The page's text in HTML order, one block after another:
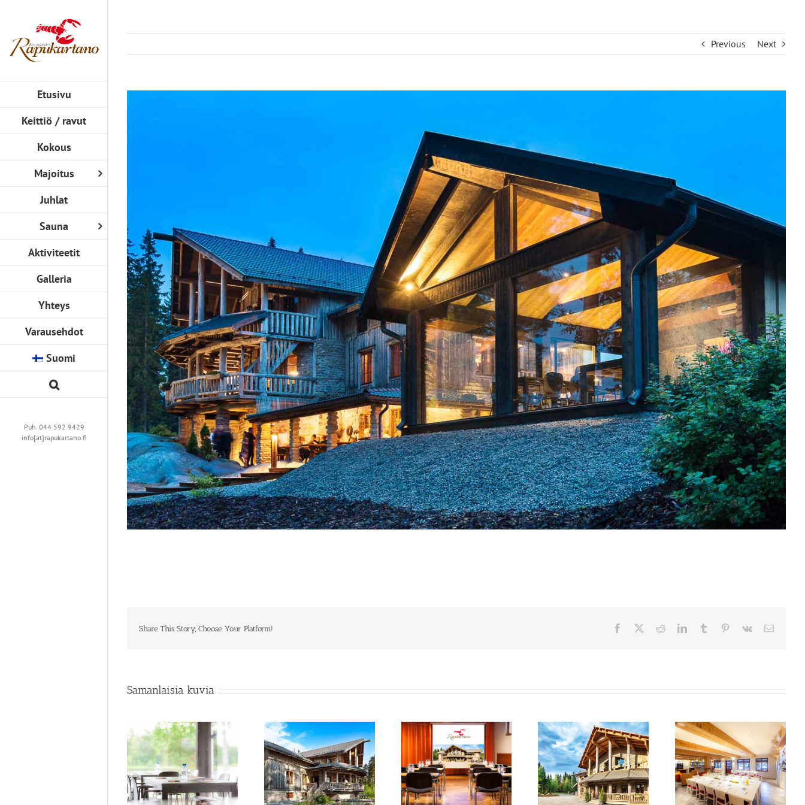
content
Etusivu
Keittiö / ravut
Kokous
Majoitus
Juhlat
Sauna
Aktiviteetit
Galleria
Yhteys
Varausehdot
Suomi
Puh. 044 592 9429
info[at]rapukartano.fi
Previous Next
Share This Story, Choose Your Platform! Facebook RedditLinkedInTumblr Pinterest
Vk
Samanlaisia kuvia
Rapukartano terassit
Kokoustila Rapumestarin
kellari
Merta Merta kokoustila
Karhunpesä
kokouspöydät